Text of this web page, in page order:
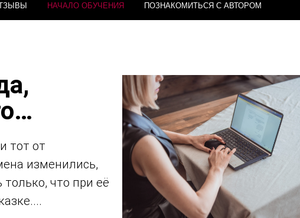
НАЧАЛО ОБУЧЕНИЯ ПОЗНАКОМИТЬСЯ С АВТОРОМ
тот от
изменились,
что при её